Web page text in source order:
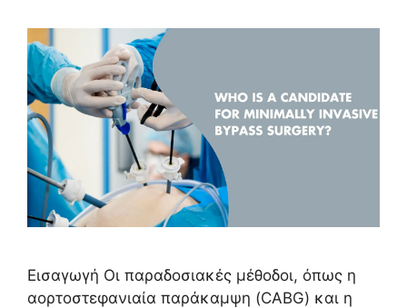
Εισαγωγή Οι παραδοσιακές μέθοδοι, όπως η
αορτοστεφανιαία παράκαμψη (CABG) και η